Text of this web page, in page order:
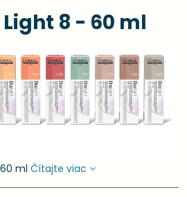
Light 8 - 60 ml
ml Čítajte viac